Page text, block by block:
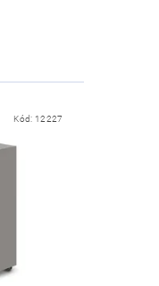
Kód: 12227